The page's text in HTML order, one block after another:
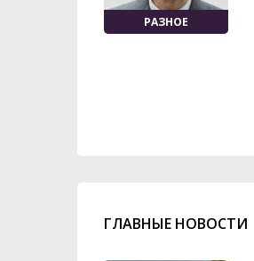
РАЗНОЕ
ГЛАВНЫЕ НОВОСТИ